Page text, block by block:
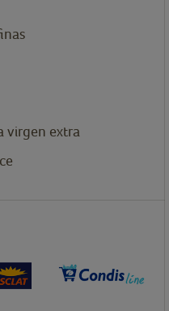
virgen extra